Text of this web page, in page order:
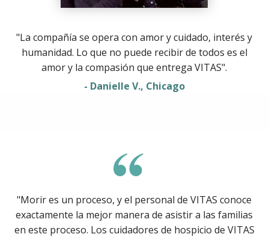
"La compañía se opera con amor y cuidado, interés y
humanidad. Lo que no puede recibir de todos es el
amor y la compasión que entrega VITAS".
- Danielle V., Chicago
"Morir es un proceso, y el personal de VITAS conoce
exactamente la mejor manera de asistir a las familias
en este proceso. Los cuidadores de hospicio de VITAS